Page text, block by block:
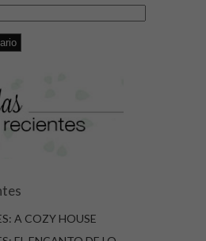
A COZY HOUSE